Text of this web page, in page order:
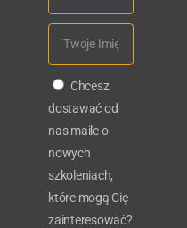
Chcesz
dostawać od
nas maile o
nowych
szkoleniach,
które mogą Cię
zainteresować?